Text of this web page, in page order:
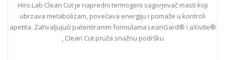
Hiro.Lab Clean Cut je napredni termogeni sagorjevač masti koji
ubrzava metabolizam, povećava energiju i pomaže u kontroli
apetita. Zahvaljujući patentiranim formulama LeanGard® i aXivite®
, Clean Cut pruža snažnu podršku